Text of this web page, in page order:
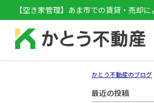
【空き家管理】あま市での賃貸・売却
かとう不動産のブログ
最近の投稿